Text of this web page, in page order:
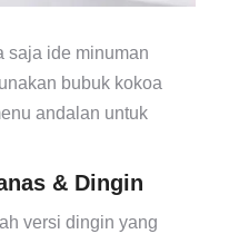
saja ide minuman
bubuk kokoa
andalan untuk
& Dingin
versi dingin yang